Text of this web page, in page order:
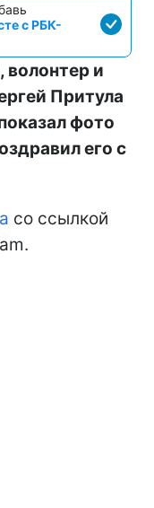
с РБК-
волонтер и
Притула
фото
его с
со ссылкой